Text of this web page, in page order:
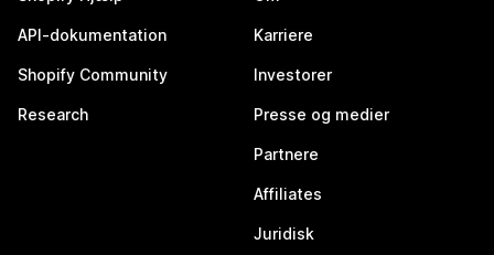
API-dokumentation
Shopify Community
Research
Karriere
Investorer
Presse og medier
Partnere
Affiliates
Juridisk